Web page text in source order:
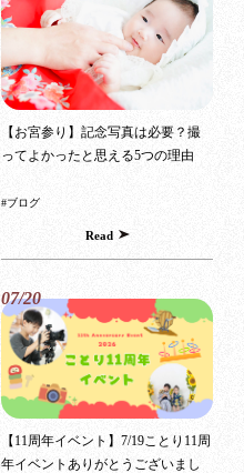
【お宮参り】記念写真は必要？撮
ってよかったと思える5つの理由
#ブログ
Read
07/20
【11周年イベント】7/19ことり11周
年イベントありがとうございまし